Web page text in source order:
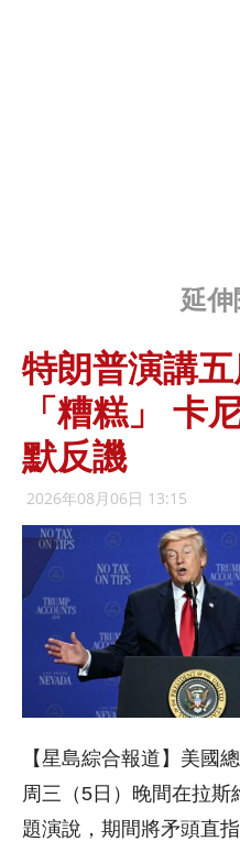
延
特朗普演講
「糟糕」 卡
默反譏
2026年08月06日 13:15
【星島綜合報道】美國
周三（5日）晚間在拉
題演說，期間將矛頭直